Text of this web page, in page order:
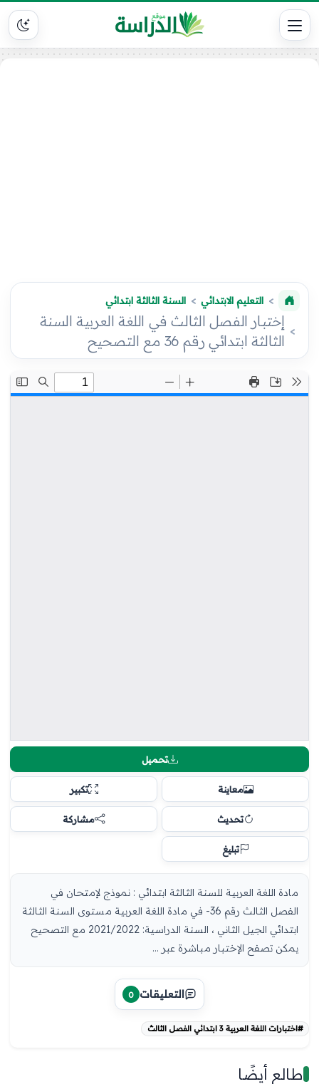
التعليم الابتدائي السنة الثالثة ابتدائي
إختبار الفصل الثالث في اللغة العربية السنة
الثالثة ابتدائي رقم 36 مع التصحيح
تحميل
معاينة تكبير
تحديث مشاركة
تبليغ
مادة اللغة العربية للسنة الثالثة ابتدائي : نموذج لإمتحان في
الفصل الثالث رقم 36- في مادة اللغة العربية مستوى السنة الثالثة
ابتدائي الجيل الثاني ، السنة الدراسية: 2021/2022 مع التصحيح
يمكن تصفح الإختبار مباشرة عبر ...
التعليقات 0
#اختبارات اللغة العربية 3 ابتدائي الفصل الثالث
طالع أيضًا